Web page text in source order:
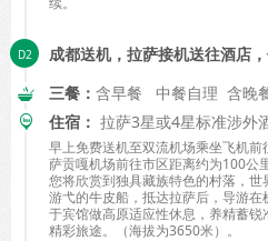
成都送机，拉萨接机送往酒店
三餐： 含早餐 中餐自理 含晚
住宿： 拉萨3星或4星标准涉外
早上免费送机至双流机场乘坐飞机
萨贡嘎机场前往市区距离约为100公
您将欣赏到独具藏族特色的村落，
游弋的牛皮船，抵达拉萨后，导游
于宾馆做高原适应性休息，养精蓄
精彩旅途。（海拔为3650米）。